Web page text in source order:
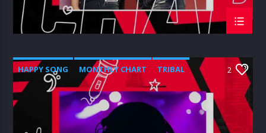
HAPPY SONG MONTHLY CHART TRIBAL 2